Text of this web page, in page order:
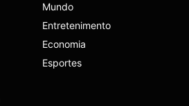
Mundo
Entretenimento
Economia
Esportes